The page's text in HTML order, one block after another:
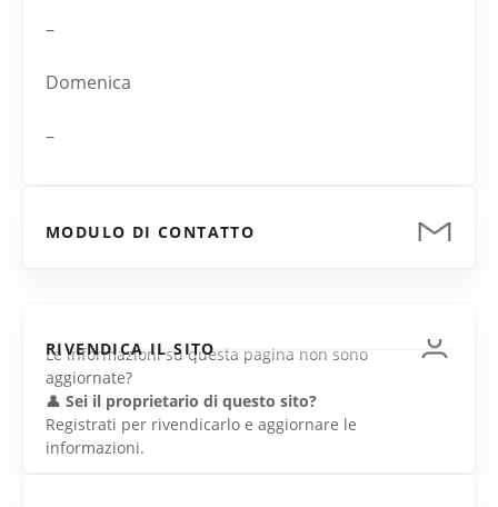
–
Domenica
–
MODULO DI CONTATTO
RIVENDICA IL SITO
Le informazioni su questa pagina non sono
aggiornate?
👤 Sei il proprietario di questo sito?
Registrati per rivendicarlo e aggiornare le
informazioni.